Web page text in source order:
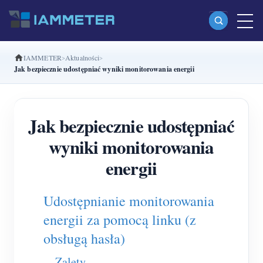
Produkty
(WEM2067)
Trójfazowy licznik energii Wi-Fi (WEM3080T)
Trójfazowy licznik energii Wi-Fi (WEM3046T)
Trójfazowy licznik energii Wi-Fi (WEM3050T)
Kontroler mocy WiFi
IAMMETER Cloud Pro
IAMMETER Aktualności
Jak bezpiecznie udostępniać wyniki monitorowania energii
Jak bezpiecznie udostępniać
wyniki monitorowania
energii
Udostępnianie monitorowania
energii za pomocą linku (z
obsługą hasła)